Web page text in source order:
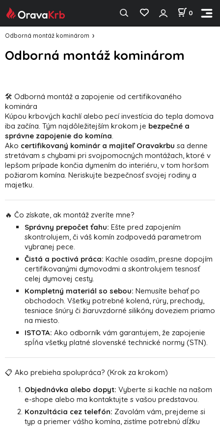
0
Odborná montáž kominárom
Odborná montáž kominárom
🛠️ Odborná montáž a zapojenie od certifikovaného
kominára
Kúpou krbových kachlí alebo pecí investícia do tepla domova
iba začína. Tým najdôležitejším krokom je bezpečné a
správne zapojenie do komína.
Ako certifikovaný kominár a majiteľ Oravakrbu sa denne
stretávam s chybami pri svojpomocných montážach, ktoré v
lepšom prípade končia dymením do interiéru, v tom horšom
požiarom komína. Neriskujte bezpečnosť svojej rodiny a
majetku.
🔥 Čo získate, ak montáž zveríte mne?
Správny prepočet ťahu: Ešte pred zapojením
skontrolujem, či váš komín zodpovedá parametrom
vybranej pece.
Čistá a poctivá práca: Kachle osadím, presne dopojím
certifikovanými dymovodmi a skontrolujem tesnosť
celej dymovej cesty.
Kompletný materiál so sebou: Nemusíte behať po
obchodoch. Všetky potrebné kolená, rúry, prechody,
tesniace šnúry či žiaruvzdorné silikóny doveziem priamo
na miesto.
ISTOTA: Ako odborník vám garantujem, že zapojenie
spĺňa všetky platné slovenské technické normy (STN).
📋 Ako prebieha spolupráca? (Krok za krokom)
Objednávka alebo dopyt: Vyberte si kachle na našom
e-shope alebo ma kontaktujte s vašou predstavou.
Konzultácia cez telefón: Zavolám vám, prejdeme si
typ a priemer vášho komína, zistíme potrebnú dĺžku